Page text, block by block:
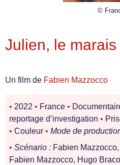
©
Julien, le
Un film de Fabien Mazzocco
• 2022 • France •
reportage d’investigation •
• Couleur • Mode de
• Scénario : Fabien
Fabien Mazzocco, Hugo